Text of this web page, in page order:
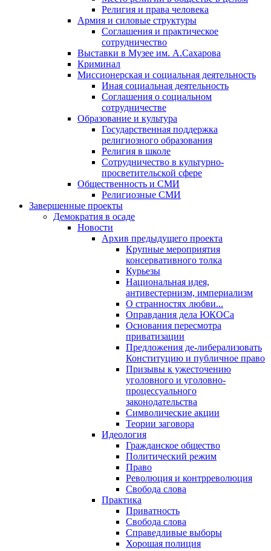
Религия и права человека
Армия и силовые структуры
Соглашения и практическое
сотрудничество
Выставки в Музее им. А.Сахарова
Криминал
Миссионерская и социальная деятельность
Иная социальная деятельность
Соглашения о социальном
сотрудничестве
Образование и культура
Государственная поддержка
религиозного образования
Религия в школе
Сотрудничество в культурно-
просветительской сфере
Общественность и СМИ
Религиозные СМИ
Завершенные проекты
Демократия в осаде
Новости
Архив предыдущего проекта
Крупные мероприятия
консервативного толка
Курьезы
Национальная идея,
антивестернизм, империализм
О странностях любви...
Оправдания дела ЮКОСа
Основания пересмотра
приватизации
Предложения де-либерализовать
Конституцию и публичное право
Призывы к ужесточению
уголовного и уголовно-
процессуального
законодательства
Символические акции
Теории заговора
Идеология
Гражданское общество
Политический режим
Право
Революция и контрреволюция
Свобода слова
Практика
Приватность
Свобода слова
Справедливые выборы
Хорошая полиция